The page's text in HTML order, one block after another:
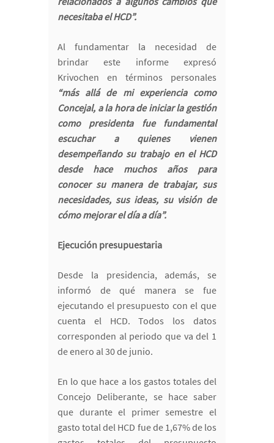
necesitaba el HCD”.
Al fundamentar la necesidad de
brindar este informe expresó
Krivochen en términos personales
“más allá de mi experiencia como
Concejal, a la hora de iniciar la gestión
como presidenta fue fundamental
escuchar a quienes vienen
desempeñando su trabajo en el HCD
desde hace muchos años para
conocer su manera de trabajar, sus
necesidades, sus ideas, su visión de
cómo mejorar el día a día”.
Ejecución presupuestaria
Desde la presidencia, además, se
informó de qué manera se fue
ejecutando el presupuesto con el que
cuenta el HCD. Todos los datos
corresponden al periodo que va del 1
de enero al 30 de junio.
En lo que hace a los gastos totales del
Concejo Deliberante, se hace saber
que durante el primer semestre el
gasto total del HCD fue de 1,67% de los